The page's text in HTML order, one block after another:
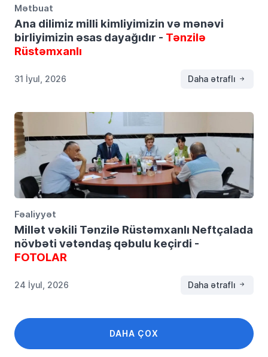
Mətbuat
Ana dilimiz milli kimliyimizin və mənəvi
birliyimizin əsas dayağıdır - Tənzilə
Rüstəmxanlı
31 İyul, 2026 Daha ətraflı
Fəaliyyət
Millət vəkili Tənzilə Rüstəmxanlı Neftçalada
növbəti vətəndaş qəbulu keçirdi -
FOTOLAR
24 İyul, 2026 Daha ətraflı
DAHA ÇOX